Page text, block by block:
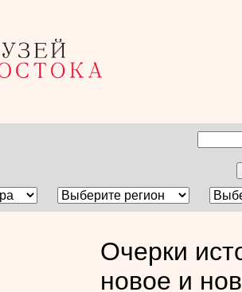
Очерки
новое и